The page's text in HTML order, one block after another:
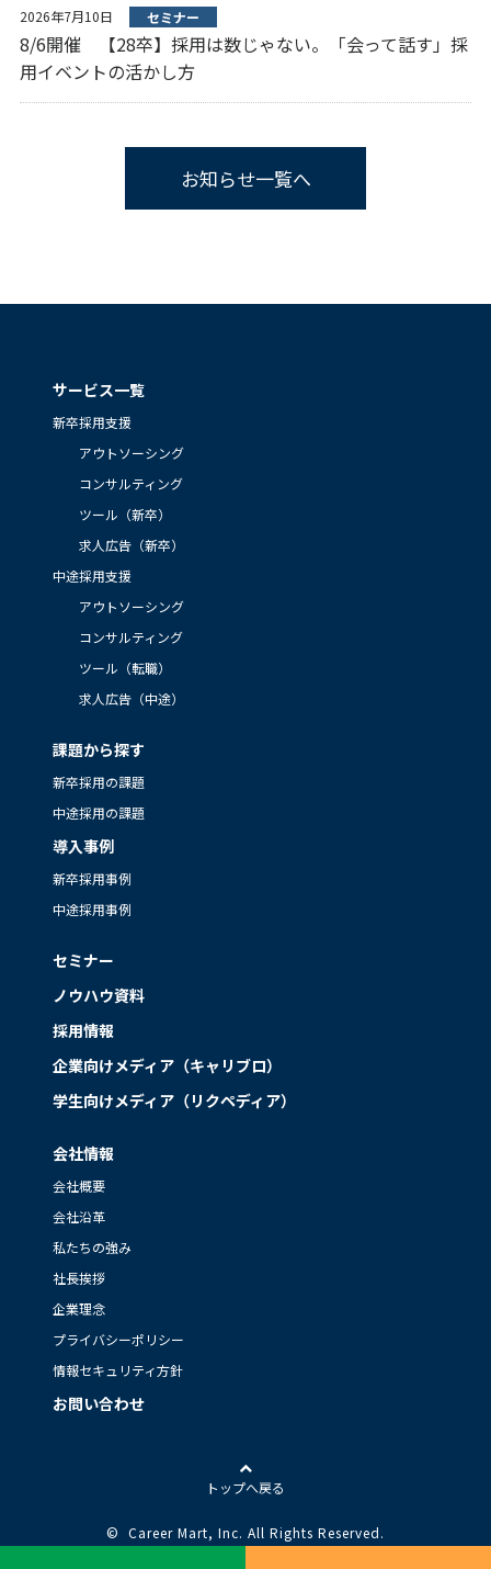
2026年7月10日 セミナー
8/6開催 【28卒】採用は数じゃない。「会って話す」採
用イベントの活かし方
お知らせ一覧へ
サービス一覧
新卒採用支援
アウトソーシング
コンサルティング
ツール（新卒）
求人広告（新卒）
中途採用支援
アウトソーシング
コンサルティング
ツール（転職）
求人広告（中途）
課題から探す
新卒採用の課題
中途採用の課題
導入事例
新卒採用事例
中途採用事例
セミナー
ノウハウ資料
採用情報
企業向けメディア（キャリブロ）
学生向けメディア（リクペディア）
会社情報
会社概要
会社沿革
私たちの強み
社長挨拶
企業理念
プライバシーポリシー
情報セキュリティ方針
お問い合わせ
トップへ戻る
© Career Mart, Inc. All Rights Reserved.